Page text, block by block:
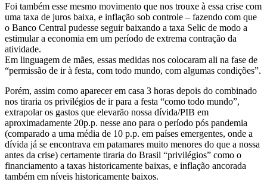
Foi também esse mesmo movimento que nos trouxe à essa crise com
uma taxa de juros baixa, e inflação sob controle – fazendo com que
o Banco Central pudesse seguir baixando a taxa Selic de modo a
estimular a economia em um período de extrema contração da
atividade.
Em linguagem de mães, essas medidas nos colocaram ali na fase de
“permissão de ir à festa, com todo mundo, com algumas condições”.
Porém, assim como aparecer em casa 3 horas depois do combinado
nos tiraria os privilégios de ir para a festa “como todo mundo”,
extrapolar os gastos que elevarão nossa dívida/PIB em
aproximadamente 20p.p. nesse ano para o período pós pandemia
(comparado a uma média de 10 p.p. em países emergentes, onde a
dívida já se encontrava em patamares muito menores do que a nossa
antes da crise) certamente tiraria do Brasil “privilégios” como o
financiamento a taxas historicamente baixas, e inflação ancorada
também em níveis historicamente baixos.